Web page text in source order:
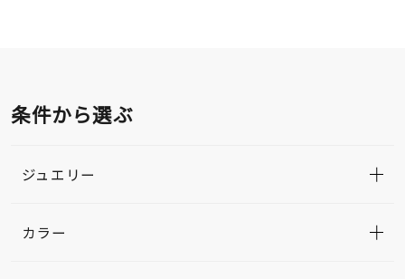
条件から選ぶ
ジュエリー
カラー